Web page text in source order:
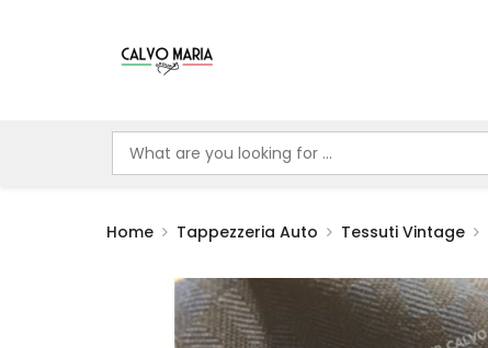
Home Tappezzeria Auto Tessuti Vintage